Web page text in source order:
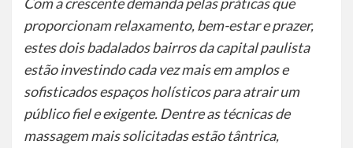
proporcionam relaxamento, bem-estar e prazer,
estes dois badalados bairros da capital paulista
estão investindo cada vez mais em amplos e
sofisticados espaços holísticos para atrair um
público fiel e exigente. Dentre as técnicas de
massagem mais solicitadas estão tântrica,